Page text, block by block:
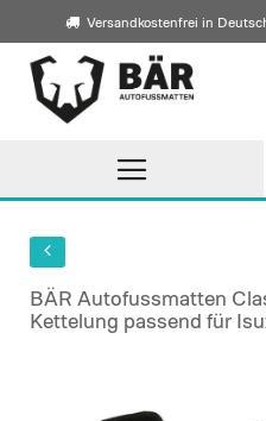
Versandkostenfrei in
Direkt
zum
Inhalt
BÄR Autofussmatten
Kettelung passend für